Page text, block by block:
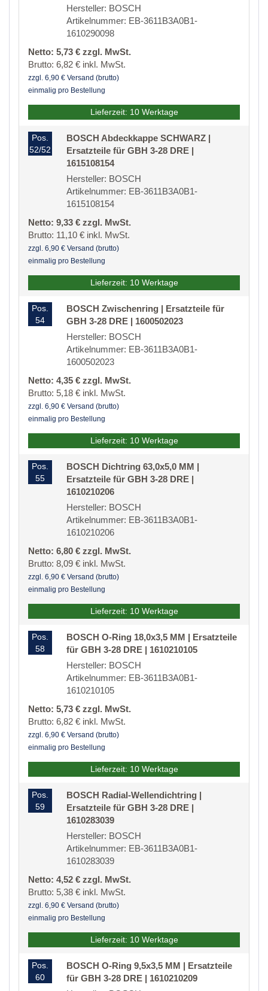
Hersteller: BOSCH
Artikelnummer: EB-3611B3A0B1-
1610290098
Netto: 5,73 € zzgl. MwSt.
Brutto: 6,82 € inkl. MwSt.
zzgl. 6,90 € Versand (brutto)
einmalig pro Bestellung
Lieferzeit: 10 Werktage
Pos.
52/52
BOSCH Abdeckkappe SCHWARZ |
Ersatzteile für GBH 3-28 DRE |
1615108154
Hersteller: BOSCH
Artikelnummer: EB-3611B3A0B1-
1615108154
Netto: 9,33 € zzgl. MwSt.
Brutto: 11,10 € inkl. MwSt.
zzgl. 6,90 € Versand (brutto)
einmalig pro Bestellung
Lieferzeit: 10 Werktage
Pos.
54
BOSCH Zwischenring | Ersatzteile für
GBH 3-28 DRE | 1600502023
Hersteller: BOSCH
Artikelnummer: EB-3611B3A0B1-
1600502023
Netto: 4,35 € zzgl. MwSt.
Brutto: 5,18 € inkl. MwSt.
zzgl. 6,90 € Versand (brutto)
einmalig pro Bestellung
Lieferzeit: 10 Werktage
Pos.
55
BOSCH Dichtring 63,0x5,0 MM |
Ersatzteile für GBH 3-28 DRE |
1610210206
Hersteller: BOSCH
Artikelnummer: EB-3611B3A0B1-
1610210206
Netto: 6,80 € zzgl. MwSt.
Brutto: 8,09 € inkl. MwSt.
zzgl. 6,90 € Versand (brutto)
einmalig pro Bestellung
Lieferzeit: 10 Werktage
Pos.
58
BOSCH O-Ring 18,0x3,5 MM | Ersatzteile
für GBH 3-28 DRE | 1610210105
Hersteller: BOSCH
Artikelnummer: EB-3611B3A0B1-
1610210105
Netto: 5,73 € zzgl. MwSt.
Brutto: 6,82 € inkl. MwSt.
zzgl. 6,90 € Versand (brutto)
einmalig pro Bestellung
Lieferzeit: 10 Werktage
Pos.
59
BOSCH Radial-Wellendichtring |
Ersatzteile für GBH 3-28 DRE |
1610283039
Hersteller: BOSCH
Artikelnummer: EB-3611B3A0B1-
1610283039
Netto: 4,52 € zzgl. MwSt.
Brutto: 5,38 € inkl. MwSt.
zzgl. 6,90 € Versand (brutto)
einmalig pro Bestellung
Lieferzeit: 10 Werktage
Pos.
60
BOSCH O-Ring 9,5x3,5 MM | Ersatzteile
für GBH 3-28 DRE | 1610210209